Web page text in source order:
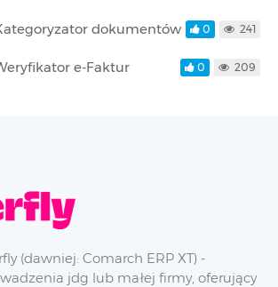
dokumentów 0 241
e-Faktur 0 209
(dawniej: Comarch ERP XT) -
jdg lub małej firmy, oferujący